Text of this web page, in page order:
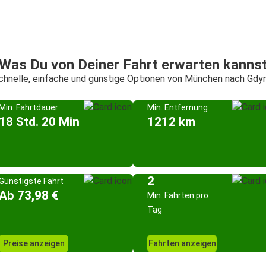
Du von Deiner Fahrt erwarten
einfache und günstige Optionen von München nach
Fahrtdauer
Std. 20 Min
Min. Entfernung
1212 km
Fahrt
73,98 €
Preise anzeigen
2
Min. Fahrten pro
Tag
Fahrten anzeigen